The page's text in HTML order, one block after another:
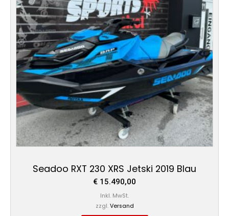
Seadoo RXT 230 XRS Jetski 2019 Blau
€ 15.490,00
Inkl. MwSt.
zzgl. Versand